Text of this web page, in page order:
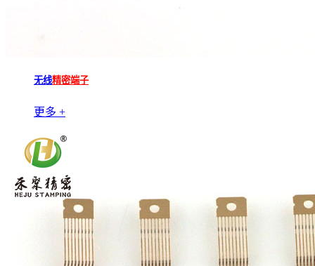
无线精密端子
更多 +